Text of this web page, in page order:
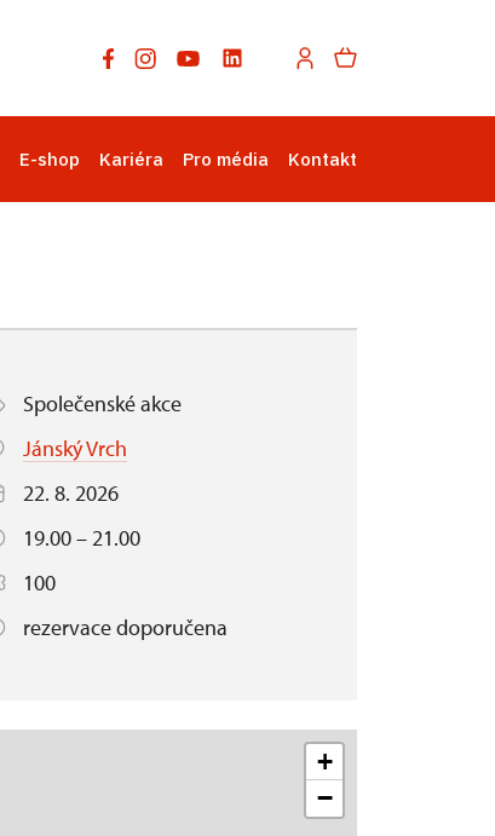
E-shop Kariéra Pro média Kontakt
Společenské akce
Jánský Vrch
22. 8. 2026
19.00 – 21.00
100
rezervace doporučena
+
−